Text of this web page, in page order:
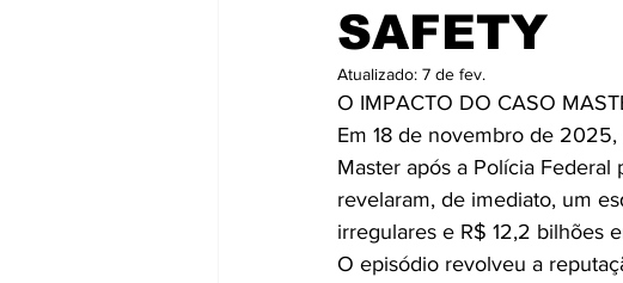
SAFETY
Atualizado: 7 de fev.
O IMPACTO DO CASO
Em 18 de novembro de
Master após a Polícia
revelaram, de imediato, um
irregulares e R$ 12,2 bilhões
O episódio revolveu a